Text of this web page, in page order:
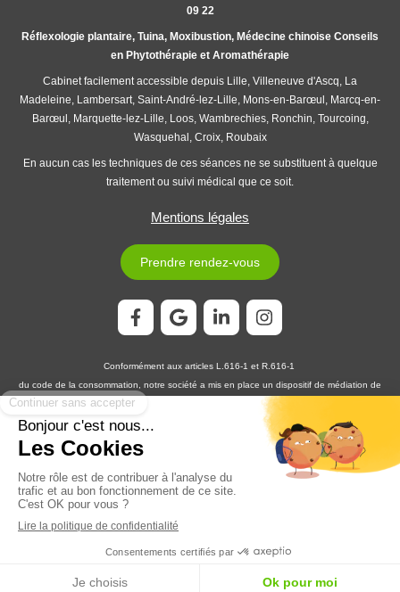
09 22
Réflexologie plantaire, Tuina, Moxibustion, Médecine chinoise Conseils
en Phytothérapie et Aromathérapie
Cabinet facilement accessible depuis Lille, Villeneuve d'Ascq, La
Madeleine, Lambersart, Saint-André-lez-Lille, Mons-en-Barœul, Marcq-en-
Barœul, Marquette-lez-Lille, Loos, Wambrechies, Ronchin, Tourcoing,
Wasquehal, Croix, Roubaix
En aucun cas les techniques de ces séances ne se substituent à quelque
traitement ou suivi médical que ce soit.
Mentions légales
Prendre rendez-vous
Conformément aux articles L.616-1 et R.616-1
du code de la consommation, notre société a mis en place un dispositif de médiation de
la consommation. L'entité de médiation retenue est :
MEDIATION CONSOMMATION
En cas de litige, vous pouvez déposer votre réclamation sur son site
https://www.medconsodev.eu ou par voie postale en écrivant à :
MEDIATION CONSOMMATION DÉVELOPPEMENT
IMMEUBLE L’HORIZON – ESPLANADE DE FRANCE
Création et référencement du site par Simplébo